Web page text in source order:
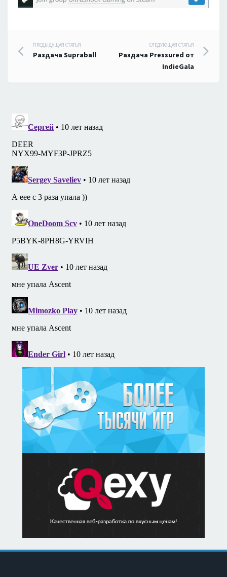
Навигация
записям
ПРЕДЫДУЩАЯ СТАТЬЯ
Раздача Supraball
СЛЕДУЮЩАЯ СТАТЬЯ
Раздача Pressured от
IndieGala